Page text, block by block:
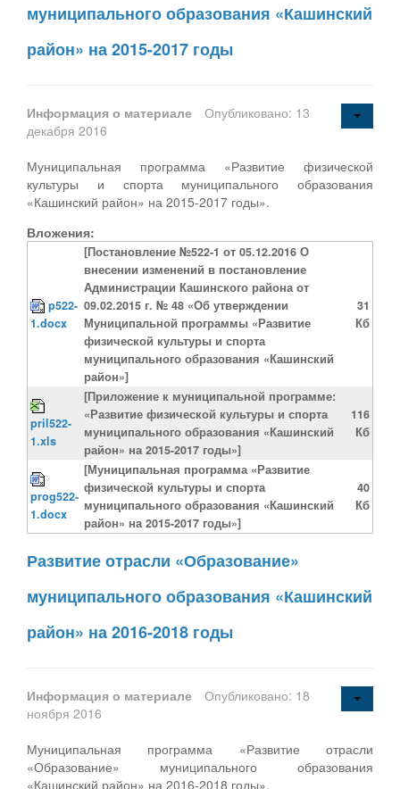
муниципального образования «Кашинский
район» на 2015-2017 годы
Информация о материале
Опубликовано: 13
декабря 2016
Муниципальная программа «Развитие физической
культуры и спорта муниципального образования
«Кашинский район» на 2015-2017 годы».
Вложения:
p522-
1.docx
[Постановление №522-1 от 05.12.2016 О
внесении изменений в постановление
Администрации Кашинского района от
09.02.2015 г. № 48 «Об утверждении
Муниципальной программы «Развитие
физической культуры и спорта
муниципального образования «Кашинский
район»]
31
Кб
pril522-
1.xls
[Приложение к муниципальной программе:
«Развитие физической культуры и спорта
муниципального образования «Кашинский
район» на 2015-2017 годы»]
116
Кб
prog522-
1.docx
[Муниципальная программа «Развитие
физической культуры и спорта
муниципального образования «Кашинский
район» на 2015-2017 годы»]
40
Кб
Развитие отрасли «Образование»
муниципального образования «Кашинский
район» на 2016-2018 годы
Информация о материале
Опубликовано: 18
ноября 2016
Муниципальная программа «Развитие отрасли
«Образование» муниципального образования
«Кашинский район» на 2016-2018 годы».